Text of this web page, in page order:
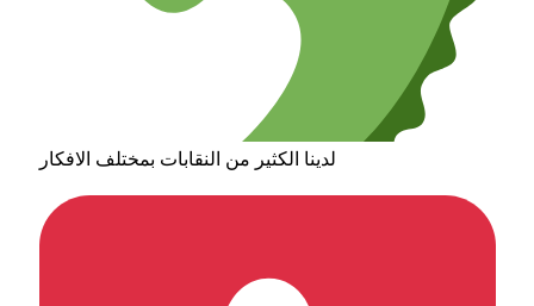
لدينا الكثير من النقابات بمختلف الافكار